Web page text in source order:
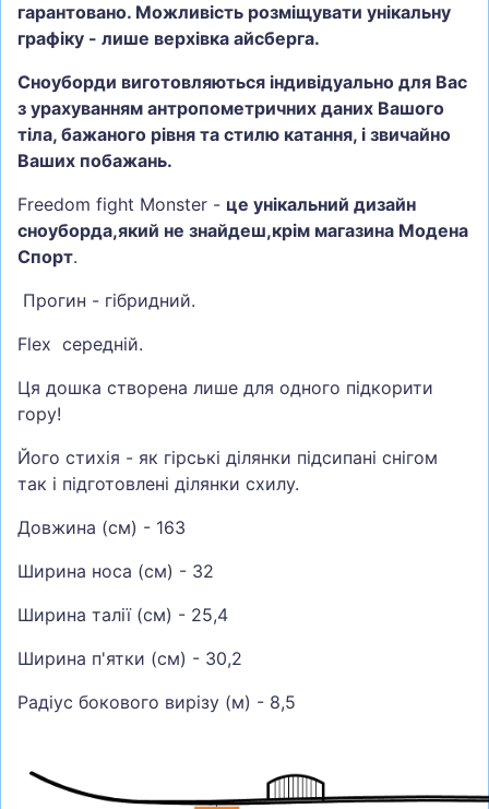
гарантовано. Можливість розміщувати унікальну
графіку - лише верхівка айсберга.
Сноуборди виготовляються індивідуально для Вас
з урахуванням антропометричних даних Вашого
тіла, бажаного рівня та стилю катання, і звичайно
Ваших побажань.
Freedom fight Monster - це унікальний дизайн
сноуборда,який не знайдеш,крім магазина Модена
Спорт.
Прогин - гібридний.
Flex середній.
Ця дошка створена лише для одного підкорити
гору!
Його стихія - як гірські ділянки підсипані снігом
так і підготовлені ділянки схилу.
Довжина (см) - 163
Ширина носа (см) - 32
Ширина талії (см) - 25,4
Ширина п'ятки (см) - 30,2
Радіус бокового вирізу (м) - 8,5